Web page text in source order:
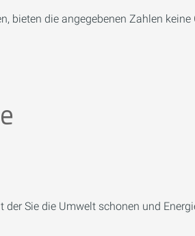
bieten die angegebenen Zahlen
Sie die Umwelt schonen und